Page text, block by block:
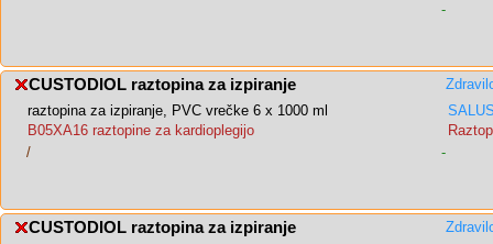
-
CUSTODIOL raztopina za izpiranje
raztopina za izpiranje, PVC vrečke 6 x 1000 ml
B05XA16 raztopine za kardioplegijo
/
-
CUSTODIOL raztopina za izpiranje